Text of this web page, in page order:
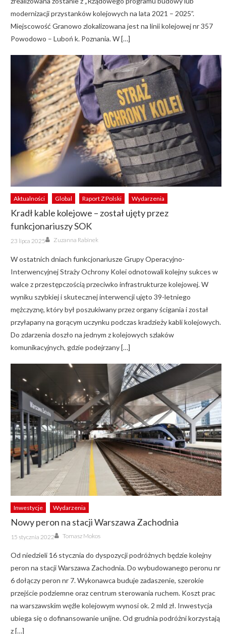
modernizacji przystanków kolejowych na lata 2021 – 2025”.
Miejscowość Granowo zlokalizowana jest na linii kolejowej nr 357
Powodowo – Luboń k. Poznania. W […]
Aktualności Global Raport Z Polski Wydarzenia
Kradł kable kolejowe – został ujęty przez
funkcjonariuszy SOK
Posted
on
23 lipca 2025 Author
Zuzanna Rabinek
W ostatnich dniach funkcjonariusze Grupy Operacyjno-
Interwencyjnej Straży Ochrony Kolei odnotowali kolejny sukces w
walce z przestępczością przeciwko infrastrukturze kolejowej. W
wyniku szybkiej i skutecznej interwencji ujęto 39-letniego
mężczyznę, który był poszukiwany przez organy ścigania i został
przyłapany na gorącym uczynku podczas kradzieży kabli kolejowych.
Do zdarzenia doszło na jednym z kolejowych szlaków
komunikacyjnych, gdzie podejrzany […]
Inwestycje Wydarzenia
Nowy peron na stacji Warszawa Zachodnia
Posted
on
15 stycznia 2022 Author
Tomasz Mokos
Od niedzieli 16 stycznia do dyspozycji podróżnych będzie kolejny
peron na stacji Warszawa Zachodnia. Do wybudowanego peronu nr
6 dołączy peron nr 7. Wykonawca buduje zadaszenie, szerokie
przejście podziemne oraz centrum sterowania ruchem. Koszt prac
na warszawskim węźle kolejowym wynosi ok. 2 mld zł. Inwestycja
ubiega się o dofinansowanie unijne. Od grudnia podróżni korzystają
z […]